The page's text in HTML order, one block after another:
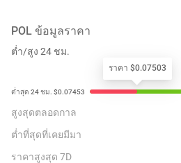
POL ข้อมูลราคา
ต่ำ/สูง 24 ชม.
ราคา $0.07503
สูงสุดตลอดกาล
ต่ำที่สุดที่เคยมีมา
ราคาสูงสุด 7D